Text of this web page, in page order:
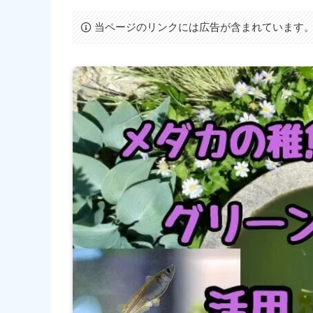
当ページのリンクには広告が含まれています